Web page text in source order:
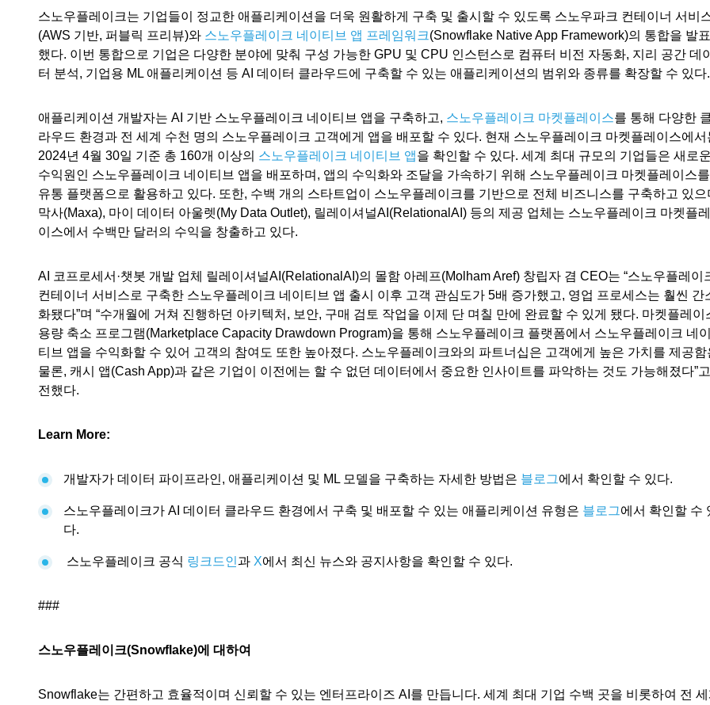
스노우플레이크는 기업들이 정교한 애플리케이션을 더욱 원활하게 구축 및 출시할 수 있도록 스노우파크 컨테이너 서비
(AWS 기반, 퍼블릭 프리뷰)와 스노우플레이크 네이티브 앱 프레임워크(Snowflake Native App Framework)의 통합을 발표
했다. 이번 통합으로 기업은 다양한 분야에 맞춰 구성 가능한 GPU 및 CPU 인스턴스로 컴퓨터 비전 자동화, 지리 공간 데이
터 분석, 기업용 ML 애플리케이션 등 AI 데이터 클라우드에 구축할 수 있는 애플리케이션의 범위와 종류를 확장할 수 있다.
애플리케이션 개발자는 AI 기반 스노우플레이크 네이티브 앱을 구축하고, 스노우플레이크 마켓플레이스를 통해 다양한
라우드 환경과 전 세계 수천 명의 스노우플레이크 고객에게 앱을 배포할 수 있다. 현재 스노우플레이크 마켓플레이스에서
2024년 4월 30일 기준 총 160개 이상의 스노우플레이크 네이티브 앱을 확인할 수 있다. 세계 최대 규모의 기업들은 새로운
수익원인 스노우플레이크 네이티브 앱을 배포하며, 앱의 수익화와 조달을 가속하기 위해 스노우플레이크 마켓플레이스를
유통 플랫폼으로 활용하고 있다. 또한, 수백 개의 스타트업이 스노우플레이크를 기반으로 전체 비즈니스를 구축하고 있으
막사(Maxa), 마이 데이터 아울렛(My Data Outlet), 릴레이셔널AI(RelationalAI) 등의 제공 업체는 스노우플레이크 마켓플레
이스에서 수백만 달러의 수익을 창출하고 있다.
AI 코프로세서·챗봇 개발 업체 릴레이셔널AI(RelationalAI)의 몰함 아레프(Molham Aref) 창립자 겸 CEO는 “스노우플레이
컨테이너 서비스로 구축한 스노우플레이크 네이티브 앱 출시 이후 고객 관심도가 5배 증가했고, 영업 프로세스는 훨씬 간
화됐다”며 “수개월에 거쳐 진행하던 아키텍처, 보안, 구매 검토 작업을 이제 단 며칠 만에 완료할 수 있게 됐다. 마켓플레이
용량 축소 프로그램(Marketplace Capacity Drawdown Program)을 통해 스노우플레이크 플랫폼에서 스노우플레이크 네이
티브 앱을 수익화할 수 있어 고객의 참여도 또한 높아졌다. 스노우플레이크와의 파트너십은 고객에게 높은 가치를 제공함
물론, 캐시 앱(Cash App)과 같은 기업이 이전에는 할 수 없던 데이터에서 중요한 인사이트를 파악하는 것도 가능해졌다”고
전했다.
Learn More:
개발자가 데이터 파이프라인, 애플리케이션 및 ML 모델을 구축하는 자세한 방법은 블로그에서 확인할 수 있다.
스노우플레이크가 AI 데이터 클라우드 환경에서 구축 및 배포할 수 있는 애플리케이션 유형은 블로그에서 확인할 수
다.
스노우플레이크 공식 링크드인과 X에서 최신 뉴스와 공지사항을 확인할 수 있다.
###
스노우플레이크(Snowflake)에 대하여
Snowflake는 간편하고 효율적이며 신뢰할 수 있는 엔터프라이즈 AI를 만듭니다. 세계 최대 기업 수백 곳을 비롯하여 전 세